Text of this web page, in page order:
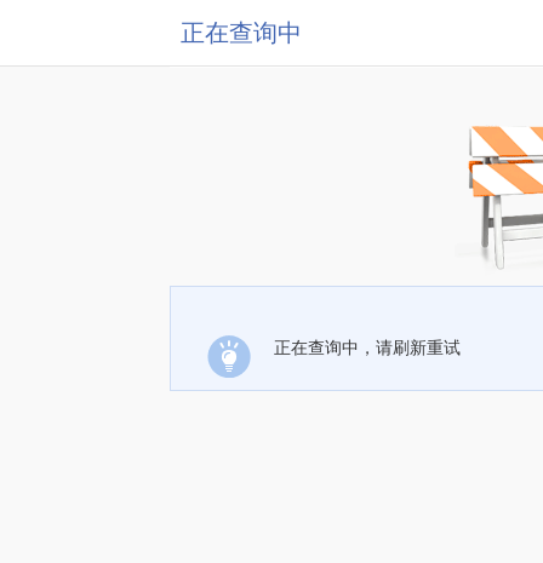
正在查询中
正在查询中，请刷新重试